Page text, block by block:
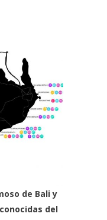
de Bali y
del